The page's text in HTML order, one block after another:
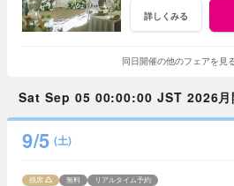
詳しくみる
同日開催の他のフェアを見
Sat Sep 05 00:00:00 JST 2026月
9/5 (土)
残席 無料 リアルタイム予約